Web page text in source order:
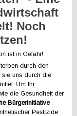
Noch
ist in Gefahr!
durch den
uns durch die
Um Ihr
die Gesundheit der
Bürgerinitiative
Pestizide